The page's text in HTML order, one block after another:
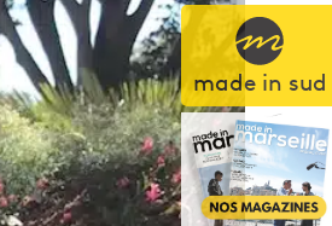
made in sud